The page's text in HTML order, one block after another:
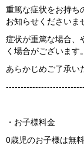
重篤な症状をお持ち
お知らせくださいま
症状が重篤な場合、
く場合がございます。
あらかじめご了承い
・お子様料金
0歳児のお子様は無